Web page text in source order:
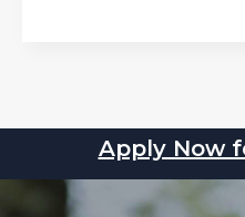
Apply Now